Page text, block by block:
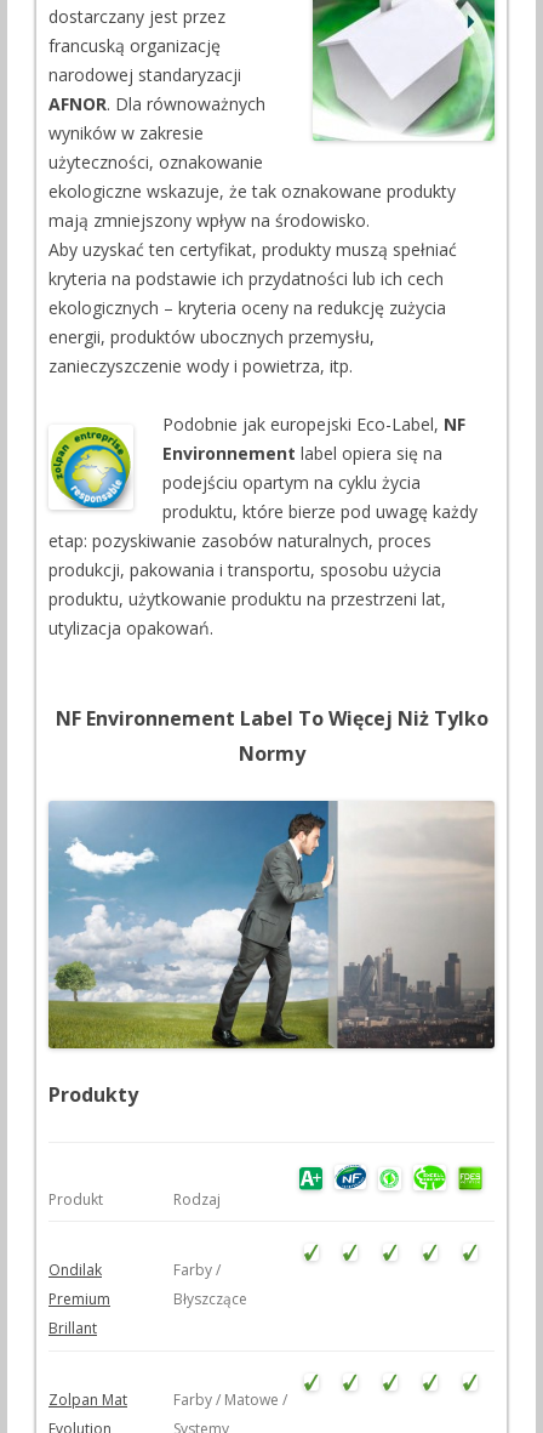
dostarczany jest przez
francuską organizację
narodowej standaryzacji
AFNOR. Dla równoważnych
wyników w zakresie
użyteczności, oznakowanie
ekologiczne wskazuje, że tak oznakowane produkty
mają zmniejszony wpływ na środowisko.
Aby uzyskać ten certyfikat, produkty muszą spełniać
kryteria na podstawie ich przydatności lub ich cech
ekologicznych – kryteria oceny na redukcję zużycia
energii, produktów ubocznych przemysłu,
zanieczyszczenie wody i powietrza, itp.
Podobnie jak europejski Eco-Label, NF
Environnement label opiera się na
podejściu opartym na cyklu życia
produktu, które bierze pod uwagę każdy
etap: pozyskiwanie zasobów naturalnych, proces
produkcji, pakowania i transportu, sposobu użycia
produktu, użytkowanie produktu na przestrzeni lat,
utylizacja opakowań.
NF Environnement Label To Więcej Niż Tylko
Normy
Produkty
Produkt Rodzaj
Ondilak
Premium
Brillant
Farby /
Błyszczące
Zolpan Mat
Evolution
Farby / Matowe /
Systemy